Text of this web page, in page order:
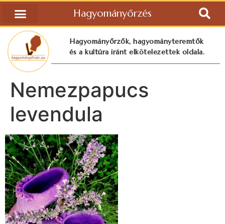
Hagyományőrzés
Hagyományőrzők, hagyományteremtők
és a kultúra iránt elkötelezettek oldala.
Nemezpapucs
levendula